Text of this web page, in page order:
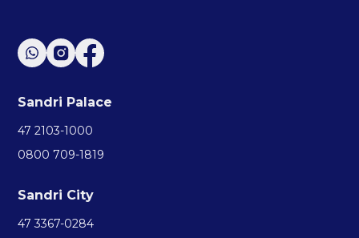
Sandri Palace
47 2103-1000
0800 709-1819
Sandri City
47 3367-0284